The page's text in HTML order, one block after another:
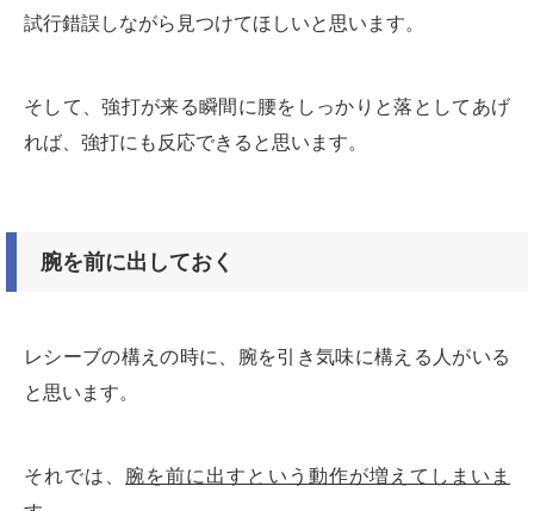
試行錯誤しながら見つけてほしいと思います。
そして、強打が来る瞬間に腰をしっかりと落としてあげ
れば、強打にも反応できると思います。
腕を前に出しておく
レシーブの構えの時に、腕を引き気味に構える人がいる
と思います。
それでは、 腕を前に出すという動作が増えてしまいま